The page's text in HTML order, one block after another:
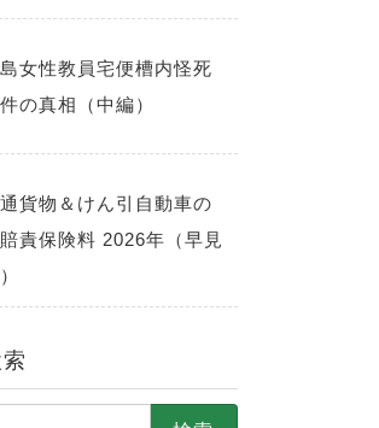
女性教員宅便槽内怪死
の真相（中編）
貨物＆けん引自動車の
責保険料 2026年（早見